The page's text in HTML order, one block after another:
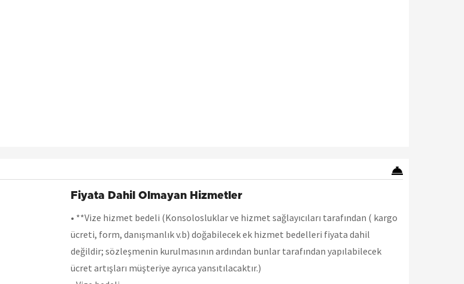
Fiyata Dahil Olmayan Hizmetler
• **Vize hizmet bedeli (Konsolosluklar ve hizmet sağlayıcıları tarafından ( kargo
ücreti, form, danışmanlık v.b) doğabilecek ek hizmet bedelleri fiyata dahil
değildir; sözleşmenin kurulmasının ardından bunlar tarafından yapılabilecek
ücret artışları müşteriye ayrıca yansıtılacaktır.)